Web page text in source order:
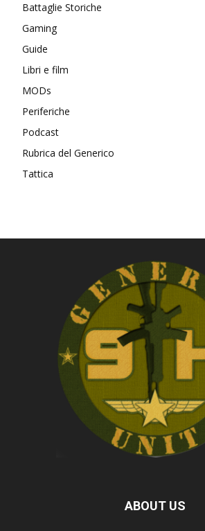
Battaglie Storiche
Gaming
Guide
Libri e film
MODs
Periferiche
Podcast
Rubrica del Generico
Tattica
ABOUT US